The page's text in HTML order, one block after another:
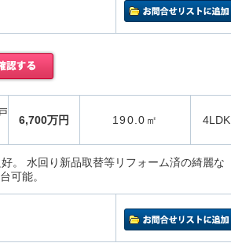
6,700万円 190.0㎡ 4LDK
。 水回り新品取替等リフォーム済の綺麗な
可能。